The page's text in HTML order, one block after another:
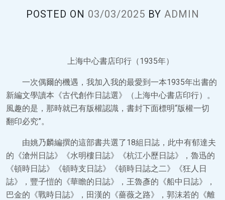
POSTED ON 03/03/2025 BY ADMIN
上海中心書店印行（1935年）
一次偶爾的機遇，我加入我的最愛到一本1935年出書的
新編文學讀本《古代創作日誌選》（上海中心書店印行）。
風趣的是，那時就已有版權認識，書封下面標明“版權一切
翻印必究”。
由姚乃麟編撰的這部書共選了18組日誌，此中有郁達夫
的《滄州日誌》《水明樓日誌》《杭江小歷日誌》，魯迅的
《頓時日誌》《頓時支日誌》《頓時日誌之二》《狂人日
誌》，豐子愷的《華瞻的日誌》，王魯彥的《船中日誌》，
巴金的《戰時日誌》，田漢的《薔薇之路》，郭沫若的《離